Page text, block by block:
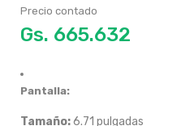
Precio contado
Gs.
Pantalla:
Tamaño:6.71 pulgadas